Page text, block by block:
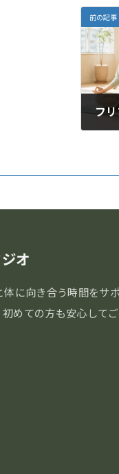
前の記事
フ
オ
に向き合う時間をサ
めての方も安心して